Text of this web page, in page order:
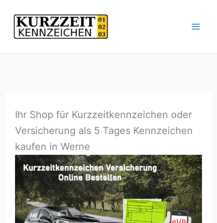
Inhalt
springen
Ihr Shop für Kurzzeitkennzeichen oder
Versicherung als 5 Tages Kennzeichen
kaufen in Werne